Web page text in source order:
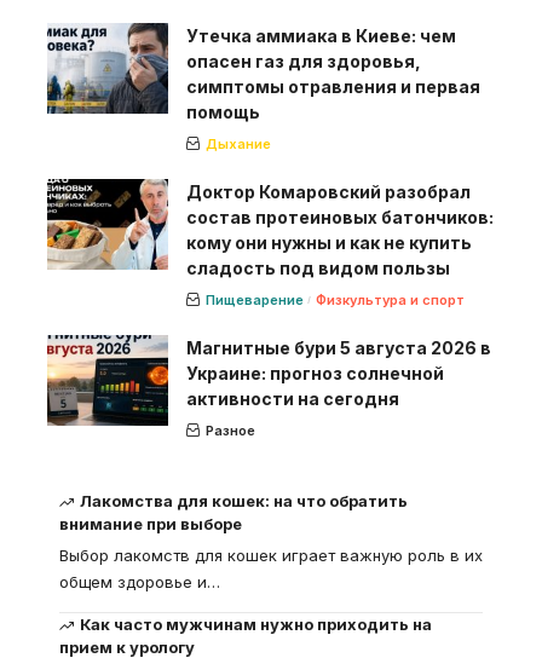
Утечка аммиака в Киеве: чем
опасен газ для здоровья,
симптомы отравления и первая
помощь
Дыхание
Доктор Комаровский разобрал
состав протеиновых батончиков:
кому они нужны и как не купить
сладость под видом пользы
Пищеварение Физкультура и спорт
Магнитные бури 5 августа 2026 в
Украине: прогноз солнечной
активности на сегодня
Разное
Лакомства для кошек: на что обратить
внимание при выборе
Выбор лакомств для кошек играет важную роль в их
общем здоровье и…
Как часто мужчинам нужно приходить на
прием к урологу